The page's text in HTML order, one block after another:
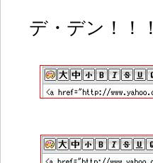
デ・デン！！！